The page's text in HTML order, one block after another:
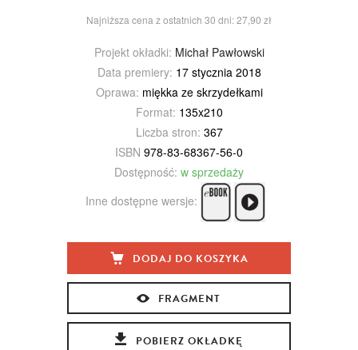
Najniższa cena z ostatnich 30 dni: 27,90 zł
Projekt okładki: Michał Pawłowski
Data premiery: 17 stycznia 2018
Oprawa: miękka ze skrzydełkami
Format: 135x210
Liczba stron: 367
ISBN 978-83-68367-56-0
Dostępność: w sprzedaży
Inne dostępne wersje:
DODAJ DO KOSZYKA
FRAGMENT
POBIERZ OKŁADKĘ